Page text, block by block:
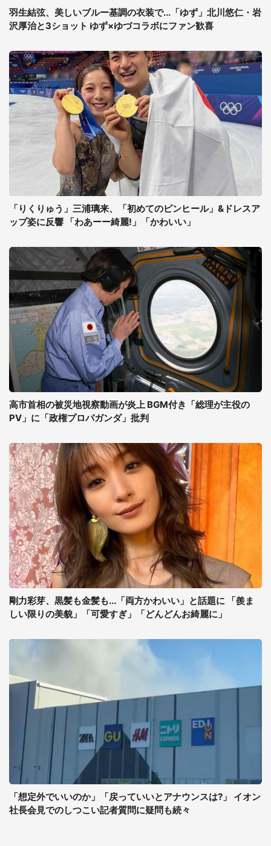
羽生結弦、美しいブルー基調の衣装で...「ゆず」北川悠仁・岩
沢厚治と3ショット ゆず×ゆづコラボにファン歓喜
「りくりゅう」三浦璃来、「初めてのピンヒール」&ドレスア
ップ姿に反響 「わあーー綺麗!」「かわいい」
高市首相の被災地視察動画が炎上 BGM付き「総理が主役の
PV」に「政権プロパガンダ」批判
剛力彩芽、黒髪も金髪も...「両方かわいい」と話題に 「羨ま
しい限りの美貌」「可愛すぎ」「どんどんお綺麗に」
「想定外でいいのか」「戻っていいとアナウンスは?」 イオン
社長会見でのしつこい記者質問に疑問も続々